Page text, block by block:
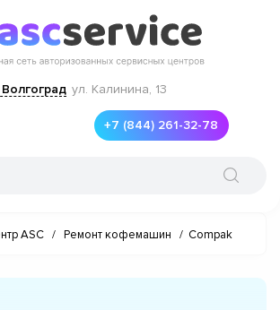
Волгоград ул. Калинина, 13
+7 (844) 261-32-78
ASC / Ремонт кофемашин / Compak